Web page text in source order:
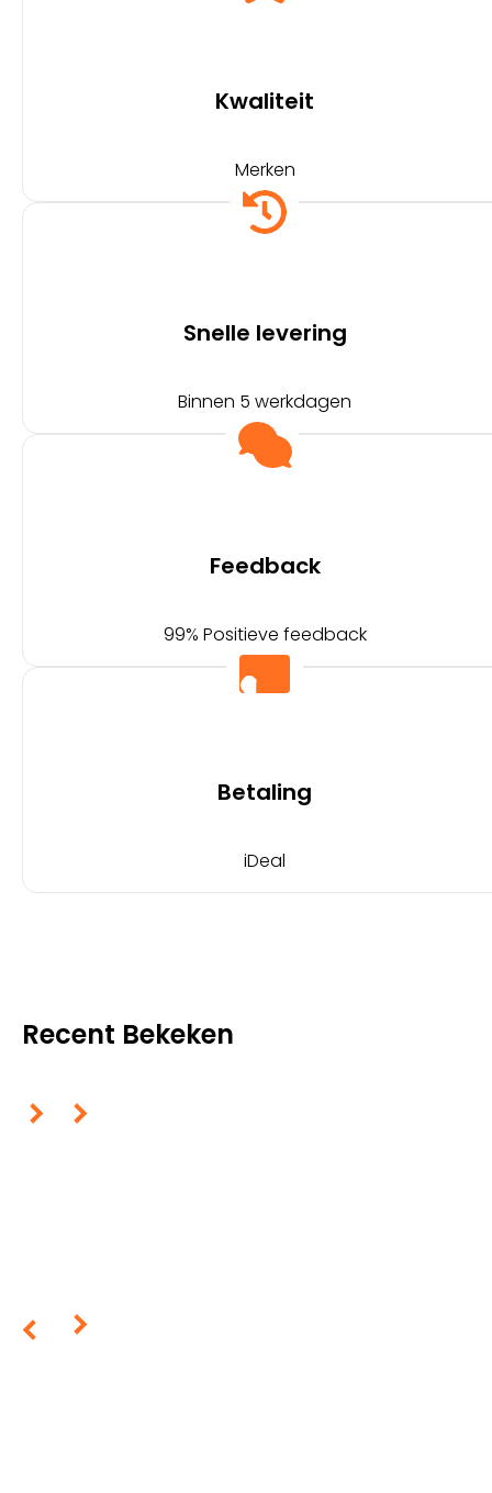
Kwaliteit
Merken
Snelle levering
Binnen 5 werkdagen
Feedback
99% Positieve feedback
Betaling
iDeal
Recent Bekeken